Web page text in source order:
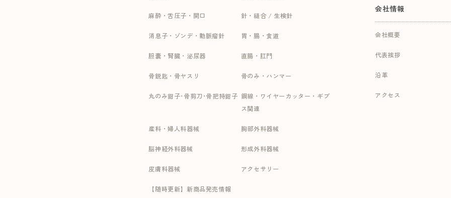
麻酔・舌圧子・開口 針・縫合 / 生検針
消息子・ゾンデ・動脈瘤針 胃・腸・食道
胆嚢・腎臓・泌尿器 直腸・肛門
骨鋭匙・骨ヤスリ 骨のみ・ハンマー
丸のみ鉗子･骨剪刀･骨把持鉗子 鋼線・ワイヤーカッター・ギプ
ス関連
産科・婦人科器械 胸部外科器械
脳神経外科器械 形成外科器械
皮膚科器械 アクセサリー
【随時更新】新商品発売情報
会社情報
会社概要
代表挨拶
沿革
アクセス